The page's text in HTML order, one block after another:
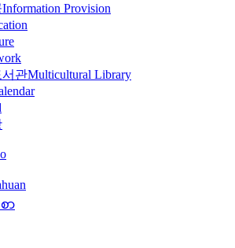
Information Provision
서관Multicultural Library
ာ